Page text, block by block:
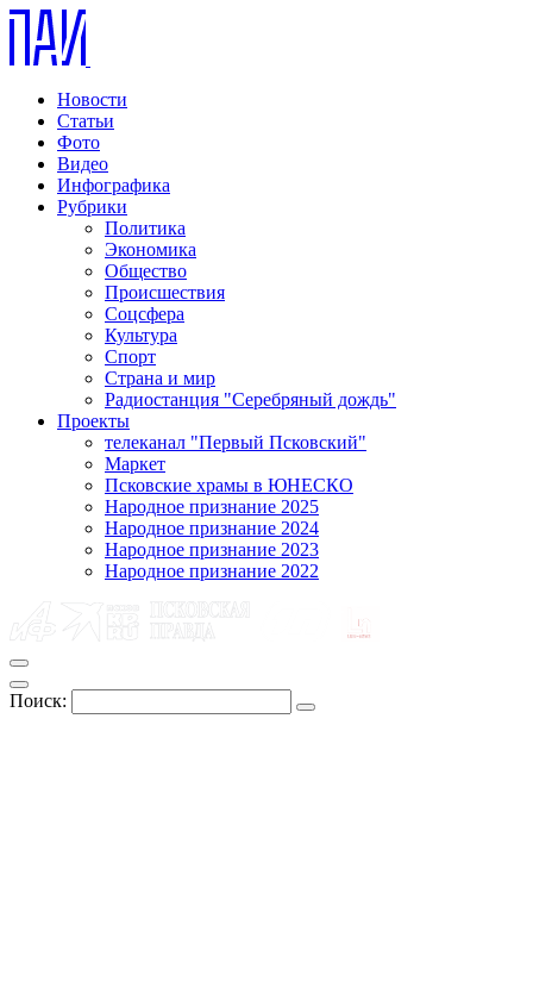
Новости
Статьи
Фото
Видео
Инфографика
Рубрики
Политика
Экономика
Общество
Происшествия
Соцсфера
Культура
Спорт
Страна и мир
Радиостанция "Серебряный дождь"
Проекты
телеканал "Первый Псковский"
Маркет
Псковские храмы в ЮНЕСКО
Народное признание 2025
Народное признание 2024
Народное признание 2023
Народное признание 2022
Поиск: